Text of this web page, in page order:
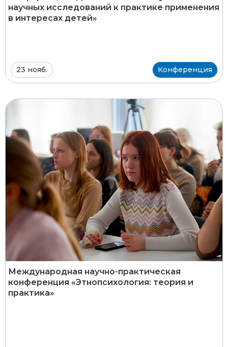
научных исследований к практике применения
в интересах детей»
23 нояб. Конференция
Международная научно-практическая
конференция «Этнопсихология: теория и
практика»